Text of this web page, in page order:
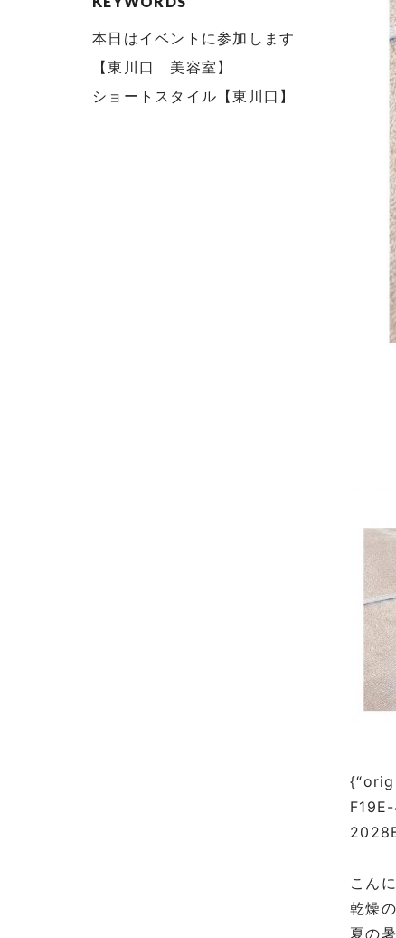
本日はイベントに参加します
【東川口 美容室】
ショートスタイル【東川口】
こん
乾燥
夏の